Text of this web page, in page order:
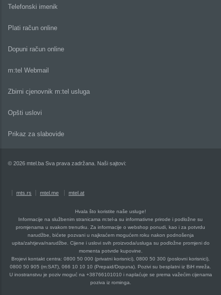
Telefonski imenik
Plati račun online
Dopuni račun online
m:tel Webmail
Zbirni cjenovnik m:tel usluga
Opšti uslovi
Prikaz za slabovide
© 2026 mtel.ba Sva prava zadržana. Naši sajtovi:
mts.rs mtel.me mtel.at
Hvala što koristite naše usluge!
Informacije na službenim stranicama m:tel-a su informativne prirode i podložne su
promjenama u svakom trenutku. Za informacije o webshop ponudi, kao i za potvrdu
narudžbe, bićete pozvani u najkraćem mogućem roku nakon podnošenja
upita/zahtjeva/narudžbe. Cijene i uslovi svih proizvoda/usluga su podložne promjeni do
momenta potvrde kupovine.
Brojevi kontakt centra: 0800 50 000 (privatni korisnici), 0800 50 300 (poslovni korisnici),
0800 50 905 (m:SAT), 066 10 10 10 (Prepaid/Dopuna). Pozivi su besplatni iz BiH mreža.
U inostranstvu je poziv moguć na +38766101010 i naplaćuje se prema važećim cijenama
poziva iz rominga.